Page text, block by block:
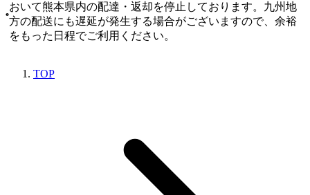
おいて熊本県内の配達・返却を停止しております。九州地
方の配送にも遅延が発生する場合がございますので、余裕
をもった日程でご利用ください。
TOP